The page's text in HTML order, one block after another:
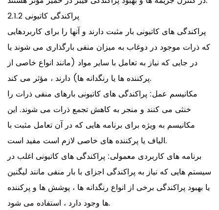
2.1.2 پراکندگی کاتیونی
پراکندگی های کاتیونی بار مثبت دارند و آنها را برای کاربردهایی
که ذرات موجود در دوغاب به میزان منفی بارگذاری می شوند یا
در جایی که نیاز به تعامل با سایر مواد (مانند انواع خاصی از
پرکننده ها یا رنگدانه ها) دارند ، مؤثر می کند.
مکانیسم عمل: پراکندگی های کاتیونی بارهای منفی ذرات را
خنثی می کنند و منجر به کاهش تجمع ذرات می شوند. این
مکانیسم به ویژه برای برنامه هایی که در آن تعامل مثبت با
الیاف یا پرکننده های خاصی لازم است مفید است.
برنامه های کاربردی معمولی: پراکندگی های کاتیونی اغلب در
سیستم هایی که نیاز به پراکندگی اجزای با بار منفی مانند لیگنین
یا بهبود پراکندگی برخی از انواع رنگدانه ها ، پوشش ها و پرکننده
ها وجود دارد ، استفاده می شود.